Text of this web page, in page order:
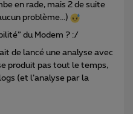
en rade, mais 2 de suite
problème...)
du Modem ? :/
de lancé une analyse avec
produit pas tout le temps,
(et l’analyse par la